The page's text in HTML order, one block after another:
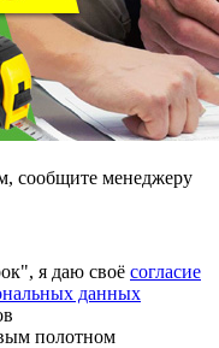
сообщите менеджеру
я даю своё согласие
данных
полотном